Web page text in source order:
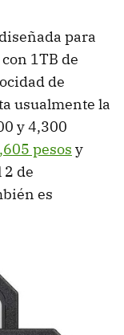
diseñada para
1TB de
de
usualmente la
y 4,300
pesos y
de
es